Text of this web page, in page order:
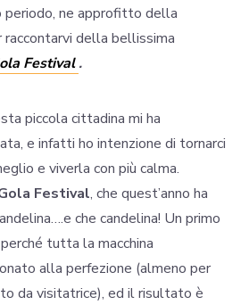
periodo, ne approfitto della
della bellissima
Festival.
piccola cittadina mi ha
e infatti ho intenzione di tornarci
e viverla con più calma.
Festival, che quest’anno ha
che candelina! Un primo
tutta la macchina
alla perfezione (almeno per
da visitatrice), ed il risultato è